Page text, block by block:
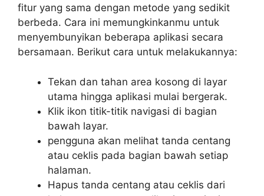
fitur yang sama dengan metode yang sedikit
berbeda. Cara ini memungkinkanmu untuk
menyembunyikan beberapa aplikasi secara
bersamaan. Berikut cara untuk melakukannya:
Tekan dan tahan area kosong di layar
utama hingga aplikasi mulai bergerak.
Klik ikon titik-titik navigasi di bagian
bawah layar.
pengguna akan melihat tanda centang
atau ceklis pada bagian bawah setiap
halaman.
Hapus tanda centang atau ceklis dari